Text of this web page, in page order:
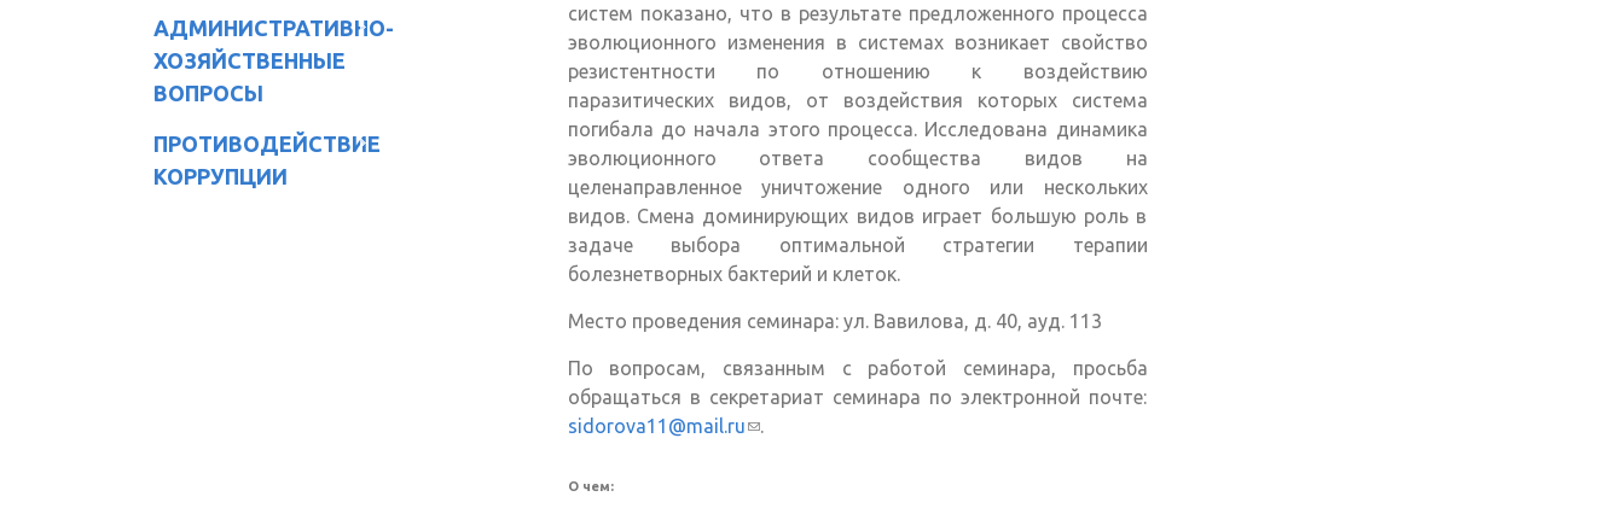
АДМИНИСТРАТИВНО-
ХОЗЯЙСТВЕННЫЕ
ВОПРОСЫ
ПРОТИВОДЕЙСТВИЕ
КОРРУПЦИИ
систем показано, что в результате предложенного процесса
эволюционного изменения в системах возникает свойство
резистентности по отношению к воздействию
паразитических видов, от воздействия которых система
погибала до начала этого процесса. Исследована динамика
эволюционного ответа сообщества видов на
целенаправленное уничтожение одного или нескольких
видов. Смена доминирующих видов играет большую роль в
задаче выбора оптимальной стратегии терапии
болезнетворных бактерий и клеток.
Место проведения семинара: ул. Вавилова, д. 40, ауд. 113
По вопросам, связанным с работой семинара, просьба
обращаться в секретариат семинара по электронной почте:
sidorova11@mail.ru(ссылка для отправки email)
.
О чем: